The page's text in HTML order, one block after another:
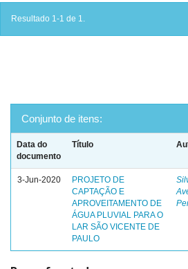
Resultado 1-1 de 1.
Conjunto de itens:
Data do
documento
Título
3-Jun-2020
PROJETO DE
CAPTAÇÃO E
APROVEITAMENTO DE
ÁGUA PLUVIAL PARA O
LAR SÃO VICENTE DE
PAULO